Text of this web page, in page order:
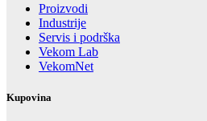
Proizvodi
Industrije
Servis i podrška
Vekom Lab
VekomNet
Kupovina